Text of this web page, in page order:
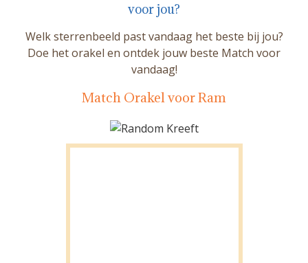
voor jou?
Welk sterrenbeeld past vandaag het beste bij jou?
Doe het orakel en ontdek jouw beste Match voor
vandaag!
Match Orakel voor Ram